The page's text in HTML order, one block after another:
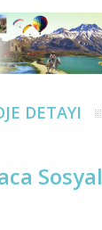
DETAYI
Sosyal